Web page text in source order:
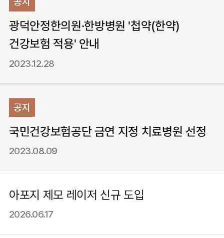
광덕안정한의원·한방병원 '첩약(한약)
건강보험 적용' 안내
2023.12.28
공지
국민건강보험공단 금연 지정 치료병원 선정
2023.08.09
아포지 제모 레이저 신규 도입
2026.06.17